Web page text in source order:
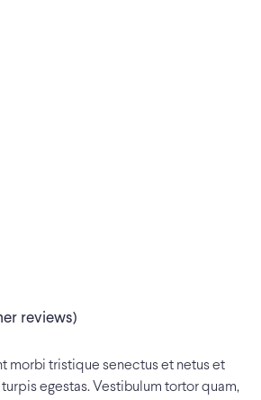
reviews)
morbi tristique senectus et netus et
egestas. Vestibulum tortor quam,